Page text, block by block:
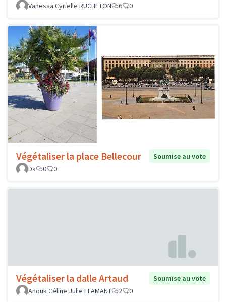
Vanessa Cyrielle RUCHETON
6 0
Végétaliser la place Bellecour
Soumise au vote
Da
0 0
Végétaliser la dalle Artaud
Soumise au vote
Anouk Céline Julie FLAMANT
2 0